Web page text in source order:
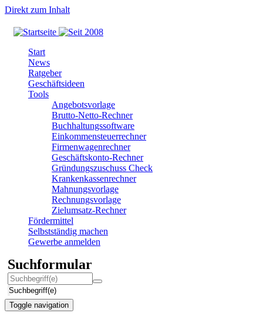
Direkt zum Inhalt
Start
News
Ratgeber
Geschäftsideen
Tools
Angebotsvorlage
Brutto-Netto-Rechner
Buchhaltungssoftware
Einkommensteuerrechner
Firmenwagenrechner
Geschäftskonto-Rechner
Gründungszuschuss Check
Krankenkassenrechner
Mahnungsvorlage
Rechnungsvorlage
Zielumsatz-Rechner
Fördermittel
Selbstständig machen
Gewerbe anmelden
Suchformular
Suchbegriff(e)
Toggle navigation